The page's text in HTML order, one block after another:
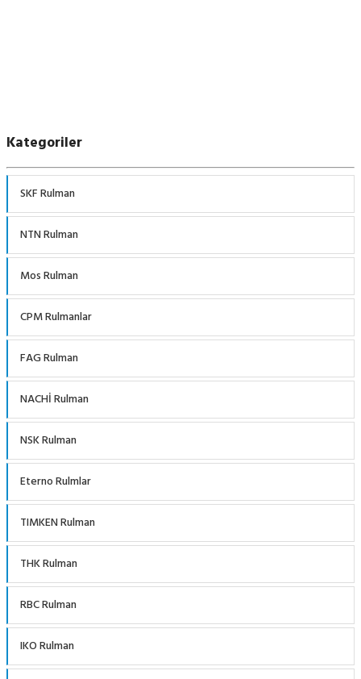
Kategoriler
SKF Rulman
NTN Rulman
Mos Rulman
CPM Rulmanlar
FAG Rulman
NACHİ Rulman
NSK Rulman
Eterno Rulmlar
TIMKEN Rulman
THK Rulman
RBC Rulman
IKO Rulman